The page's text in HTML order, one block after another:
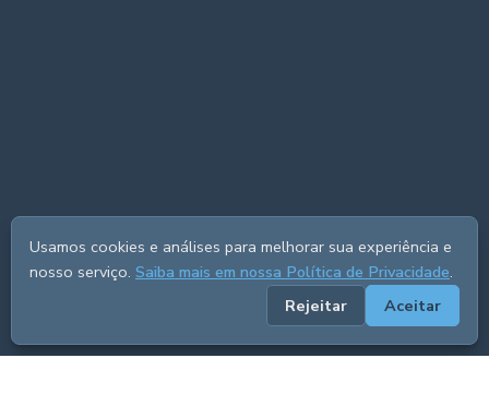
Usamos cookies e análises para melhorar sua experiência e
nosso serviço. Saiba mais em nossa Política de Privacidade.
Rejeitar
Aceitar